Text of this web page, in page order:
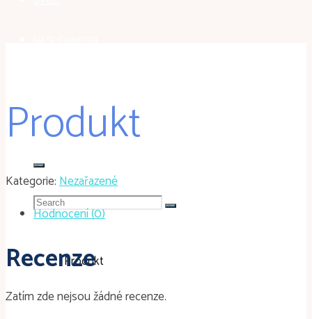
KONTAKT
Search
Home
NezařazenéProdukt
Produkt
Kategorie:Nezařazené
Hodnocení (0)
Recenze
Zatím zde nejsou žádné recenze.